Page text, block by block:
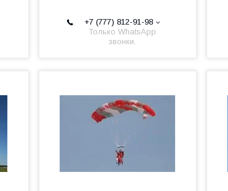
+7 (777) 812-91-98
Только WhatsApp
звонки.